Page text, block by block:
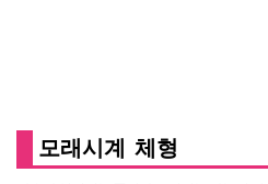
모래시계 체형